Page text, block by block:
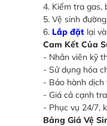
4. Kiểm tra gas,
5. Vệ sinh
6. Lắp đặt lại
Cam Kết Của
- Nhân viên kỹ
- Sử dụng hóa
- Bảo hành
- Giá cả cạnh
- Phục vụ 24/7,
Bảng Giá Vệ